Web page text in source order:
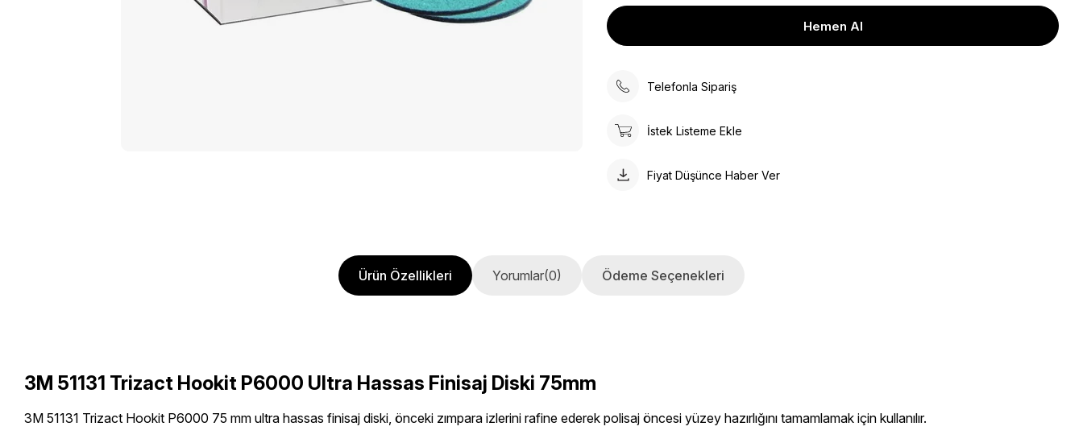
Telefonla Sipariş
İstek Listeme Ekle
Fiyat Düşünce Haber Ver
Ürün Özellikleri Yorumlar(0) Ödeme Seçenekleri
3M 51131 Trizact Hookit P6000 Ultra Hassas Finisaj Diski 75mm
3M 51131 Trizact Hookit P6000 75 mm ultra hassas finisaj diski, önceki zımpara izlerini rafine ederek polisaj öncesi yüzey hazırlığını tamamlamak için kullanılır.